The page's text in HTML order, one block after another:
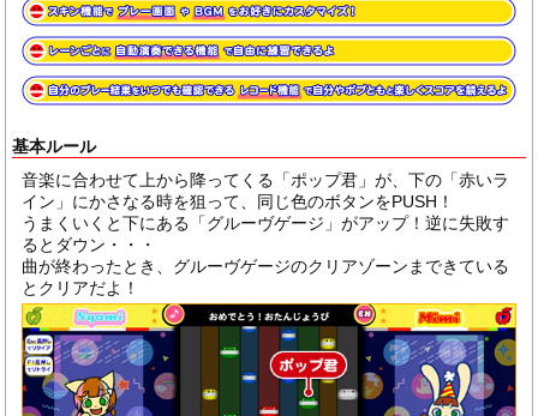
基本ルール
音楽に合わせて上から降ってくる「ポップ君」が、下の「赤いラ
イン」にかさなる時を狙って、同じ色のボタンをPUSH！
うまくいくと下にある「グルーヴゲージ」がアップ！逆に失敗す
るとダウン・・・
曲が終わったとき、グルーヴゲージのクリアゾーンまできている
とクリアだよ！